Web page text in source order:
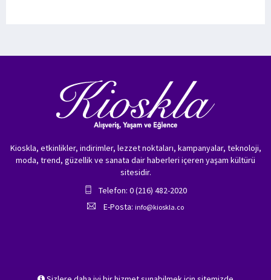
Kioskla, etkinlikler, indirimler, lezzet noktaları, kampanyalar, teknoloji,
moda, trend, güzellik ve sanata dair haberleri içeren yaşam kültürü
sitesidir.
Telefon: 0 (216) 482-2020
E-Posta: info@kioskla.co